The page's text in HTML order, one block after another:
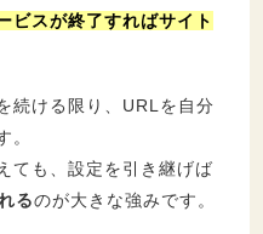
ビスが終了すればサイト
続ける限り、URLを自分
。
ても、設定を引き継げば
るのが大きな強みです。